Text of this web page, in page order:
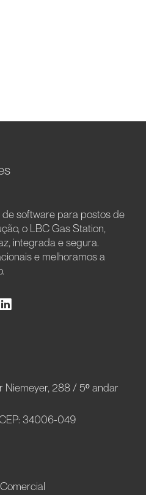
software para postos de
o LBC Gas Station,
integrada e segura.
e melhoramos a
Niemeyer, 288 / 5º andar
34006-049